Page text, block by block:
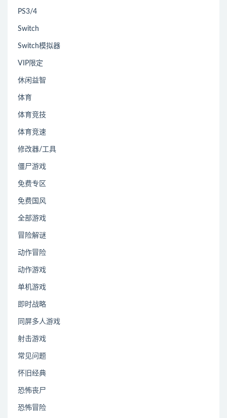
PS3/4
Switch
Switch模拟器
VIP限定
休闲益智
体育
体育竞技
体育竞速
修改器/工具
僵尸游戏
免费专区
免费国风
全部游戏
冒险解谜
动作冒险
动作游戏
单机游戏
即时战略
同屏多人游戏
射击游戏
常见问题
怀旧经典
恐怖丧尸
恐怖冒险